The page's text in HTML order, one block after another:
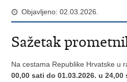
Objavljeno: 02.03.2026.
Sažetak
Na cestama Republike Hrvatske u
00,00 sati do 01.03.2026. u